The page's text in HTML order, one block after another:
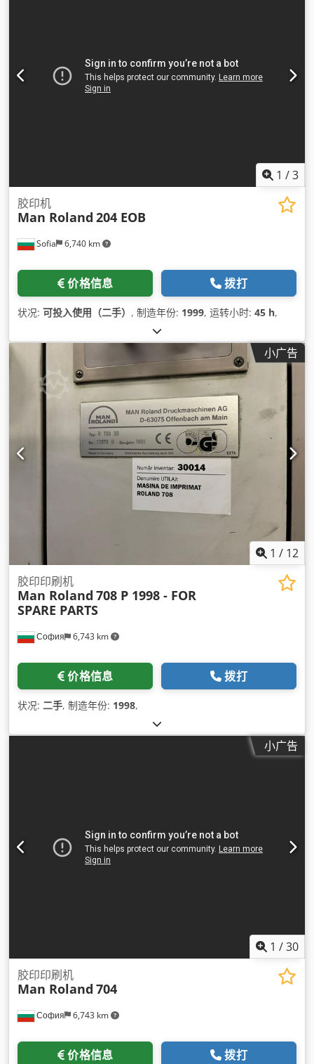
1 /3
Sofia 6,740 km
胶印机
Man Roland 204 EOB
价格信息 拨打
状况: 可投入使用（二手） , 制造年份: 1999, 运转小时: 45 h,
小广告
1 / 12
София 6,743 km
胶印印刷机
Man Roland 708 P 1998 - FOR
SPARE PARTS
价格信息 拨打
状况: 二手, 制造年份: 1998,
小广告
1 /30
София 6,743 km
胶印印刷机
Man Roland 704
价格信息 拨打